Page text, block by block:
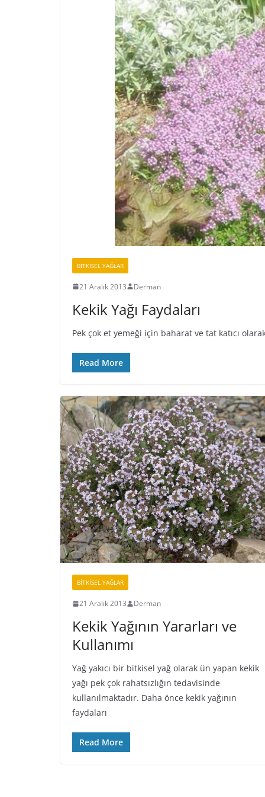
BİTKİSEL YAĞLAR
21 Aralık 2013 Derman
Kekik Yağı Faydaları
Pek çok et yemeği için baharat ve tat katıcı
Read More
BİTKİSEL YAĞLAR
21 Aralık 2013 Derman
Kekik Yağının Yararları ve
Kullanımı
Yağ yakıcı bir bitkisel yağ olarak ün yapan kekik
yağı pek çok rahatsızlığın tedavisinde
kullanılmaktadır. Daha önce kekik yağının
faydaları
Read More